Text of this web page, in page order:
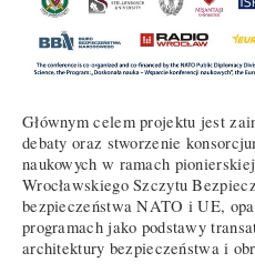
Głównym celem projektu jest
debaty oraz stworzenie
naukowych w ramach
Wrocławskiego Szczytu
bezpieczeństwa NATO i UE,
programach jako podstawy
architektury bezpieczeństwa i